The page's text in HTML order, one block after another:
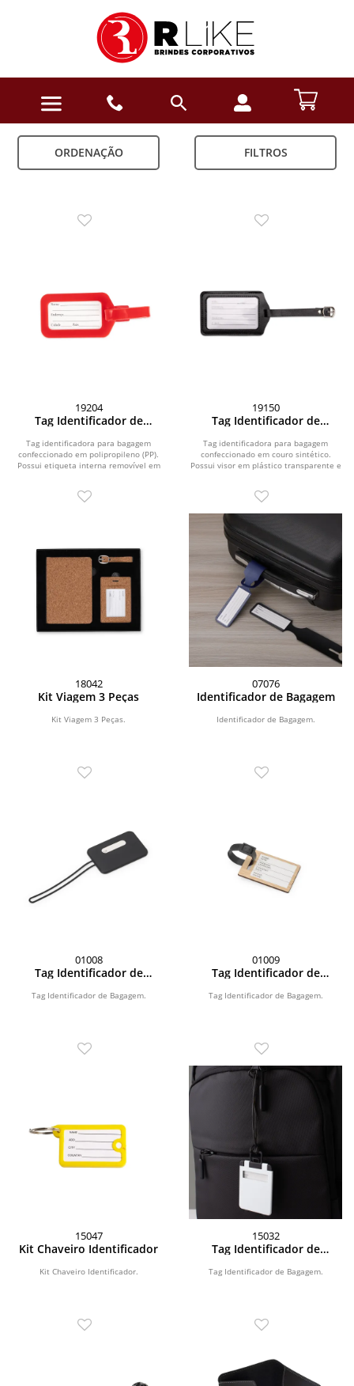
ORDENAÇÃO FILTROS
19204
Tag Identificador de
Tag identificadora para bagagem
confeccionado em polipropileno (PP).
Possui etiqueta interna removível em
19150
Tag Identificador de
Tag identificadora para bagagem
confeccionado em couro sintético.
Possui visor em plástico transparente e
18042
Kit Viagem 3 Peças
Kit Viagem 3 Peças.
07076
Identificador de Bagagem
Identificador de Bagagem.
01008
Tag Identificador de
Tag Identificador de Bagagem.
01009
Tag Identificador de
Tag Identificador de Bagagem.
15047
Kit Chaveiro Identificador
Kit Chaveiro Identificador.
15032
Tag Identificador de
Tag Identificador de Bagagem.